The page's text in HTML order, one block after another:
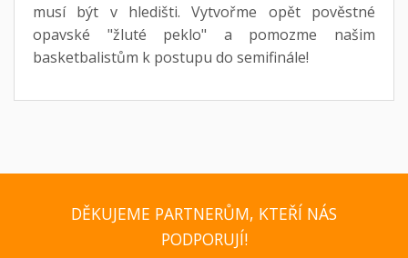
musí být v hledišti. Vytvořme opět pověstné
opavské "žluté peklo" a pomozme našim
basketbalistům k postupu do semifinále!
DĚKUJEME PARTNERŮM, KTEŘÍ NÁS
PODPORUJÍ!